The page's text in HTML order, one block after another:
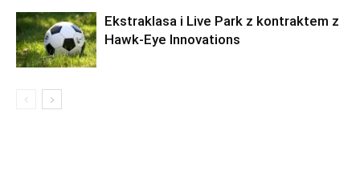
Ekstraklasa i Live Park z kontraktem z
Hawk-Eye Innovations